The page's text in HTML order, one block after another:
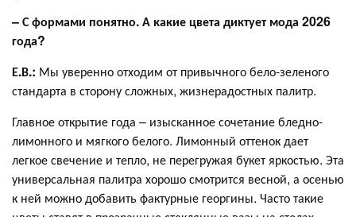
– С формами понятно. А какие цвета диктует мода 2026
года?
Е.В.: Мы уверенно отходим от привычного бело-зеленого
стандарта в сторону сложных, жизнерадостных палитр.
Главное открытие года – изысканное сочетание бледно-
лимонного и мягкого белого. Лимонный оттенок дает
легкое свечение и тепло, не перегружая букет яркостью. Эта
универсальная палитра хорошо смотрится весной, а осенью
к ней можно добавить фактурные георгины. Часто такие